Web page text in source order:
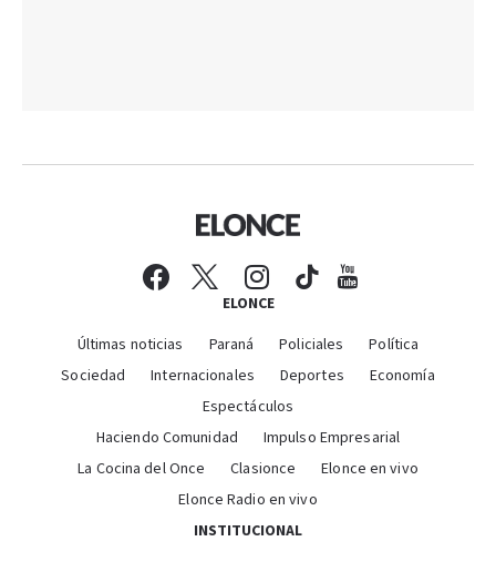
ELONCE
Últimas noticias Paraná Policiales
Política
Sociedad
Internacionales Deportes
Economía
Espectáculos
Haciendo Comunidad
Impulso Empresarial
La Cocina del Once
Clasionce
Elonce en vivo
Elonce Radio en vivo
INSTITUCIONAL